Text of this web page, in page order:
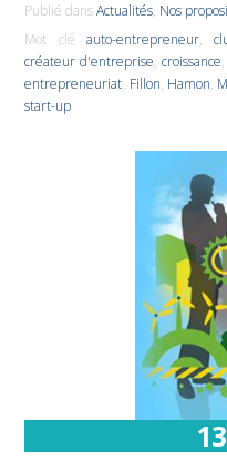
Publié dansActualités, Nos
Mot cléauto-entrepreneur,
créateur d'entreprise, croissance
entrepreneuriat, Fillon, Hamon,
start-up
13